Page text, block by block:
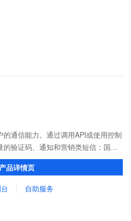
通信能力。通过调用API或使用控制
验证码、通知和营销类短信；国内
可达99%；国际/港澳台短信覆盖
产品详情页
自助服务